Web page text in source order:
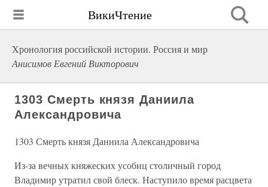
ВикиЧтение
Хронология российской истории. Россия и мир
Анисимов Евгений Викторович
1303 Смерть князя Даниила
Александровича
1303 Смерть князя Даниила Александровича
Из-за вечных княжеских усобиц столичный город
Владимир утратил свой блеск. Наступило время расцвета